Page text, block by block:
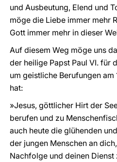
und Ausbeutung, Elend und
möge die Liebe immer mehr
Gott immer mehr in dieser
Auf diesem Weg möge uns
der heilige Papst Paul VI. für
um geistliche Berufungen am
hat:
»Jesus, göttlicher Hirt der
berufen und zu
auch heute die glühenden
der jungen Menschen an
Nachfolge und deinen Dienst